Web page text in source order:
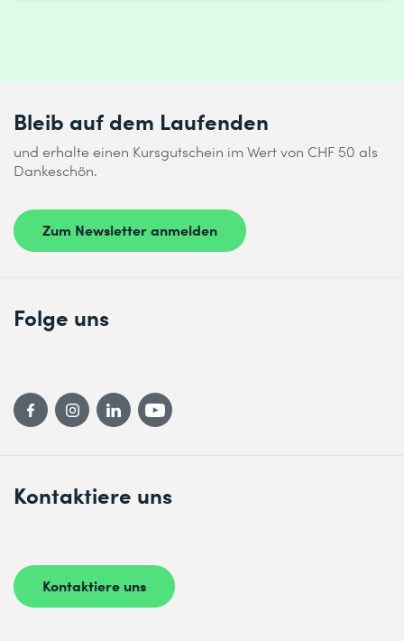
Bleib auf dem Laufenden
und erhalte einen Kursgutschein im Wert von CHF 50 als
Dankeschön.
Zum Newsletter anmelden
Kontaktiere uns
Kontaktiere uns
Folge uns